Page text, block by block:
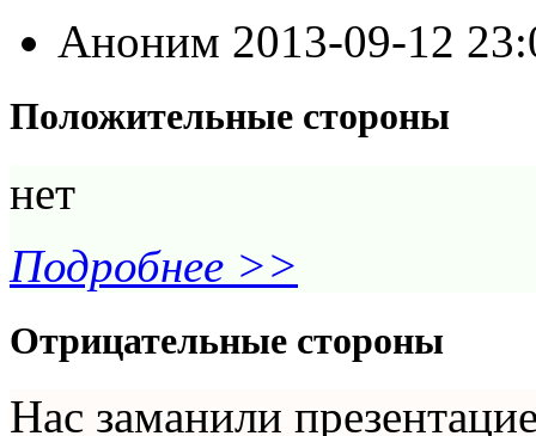
Аноним 2013-09-12
Положительные стороны
нет
Подробнее >>
Отрицательные стороны
Нас заманили